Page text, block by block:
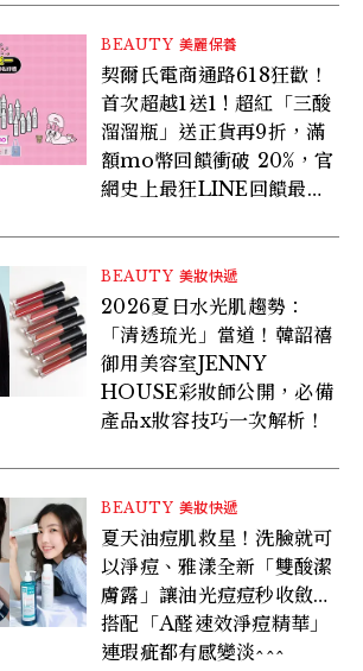
BEAUTY 美麗保養
契爾氏電商通路618狂歡！
首次超越1送1 ! 超紅「三酸
溜溜瓶」送正貨再9折，滿
額mo幣回饋衝破 20%，官
網史上最狂LINE回饋最高
Bunny 獨家聯名可愛小
物！最強攻略就看這篇～手
速慢搶不到哭一整年！
BEAUTY 美妝快遞
2026夏日水光肌趨勢：
「清透琉光」當道！韓韶禧
御用美容室JENNY
HOUSE彩妝師公開，必備
產品x妝容技巧一次解析！
BEAUTY 美妝快遞
夏天油痘肌救星！洗臉就可
以淨痘、雅漾全新「雙酸潔
膚露」讓油光痘痘秒收斂…
搭配「A醛速效淨痘精華」
連瑕疵都有感變淡^^^